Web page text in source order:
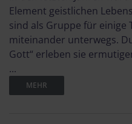
Element geistlichen
sind als Gruppe für einige
miteinander unterwegs.
Gott“ erleben sie
...
MEHR